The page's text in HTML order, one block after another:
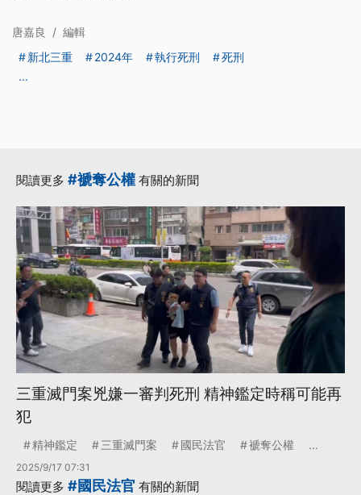
唐嘉良 / 編輯
新北三重
2024年 執行死刑
死刑
...
閱讀更多 #褫奪公權 有關的新聞
三重滅門案兇嫌一審判死刑 精神鑑定時稱可能再
犯
精神鑑定 三重滅門案 國民法官 褫奪公權 ...
2025/9/17 07:31
閱讀更多 #國民法官 有關的新聞